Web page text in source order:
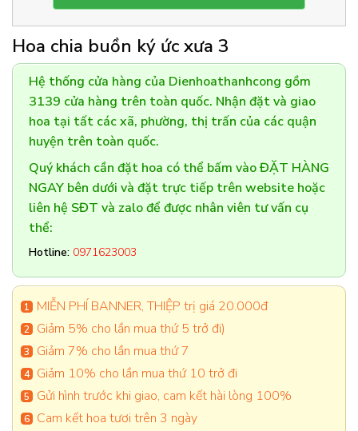
Hoa chia buồn ký ức xưa 3
Hệ thống cửa hàng của Dienhoathanhcong gồm
3139 cửa hàng trên toàn quốc. Nhận đặt và giao
hoa tại tất các xã, phường, thị trấn của các quận
huyện trên toàn quốc.
Quý khách cần đặt hoa có thể bấm vào ĐẶT HÀNG
NGAY bên dưới và đặt trực tiếp trên website hoặc
liên hệ SĐT và zalo để được nhân viên tư vấn cụ
thể:
Hotline: 0971623003
MIỄN PHÍ BANNER, THIỆP trị giá 20.000đ
Giảm 5% cho lần mua thứ 5 trở đi)
Giảm 7% cho lần mua thứ 7
Giảm 10% cho lần mua thứ 10 trở đi
Gửi hình trước khi giao, cam kết hài lòng 100%
Cam kết hoa tươi trên 3 ngày